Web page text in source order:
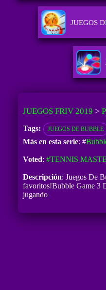
JUEGOS
JUEGOS FRIV 2019 >
Tags: JUEGOS DE BUBBLE
Más en esta serie: #
Voted: #TENNIS
Descripción: Juegos De
favoritos!Bubble Game 3
jugando